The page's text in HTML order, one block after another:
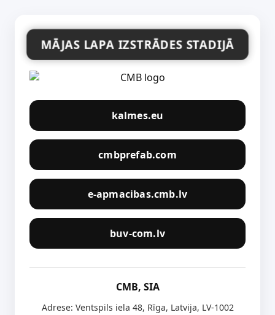
MĀJAS LAPA IZSTRĀDES STADIJĀ
kalmes.eu
cmbprefab.com
e-apmacibas.cmb.lv
buv-com.lv
CMB, SIA
Adrese: Ventspils iela 48, Rīga, Latvija, LV-1002